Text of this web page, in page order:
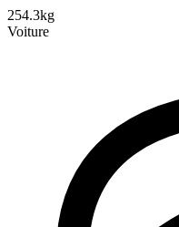
254.3kg
Voiture